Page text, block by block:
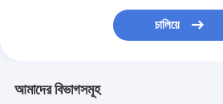
চালিয়ে
আমাদের বিভাগসমূহ